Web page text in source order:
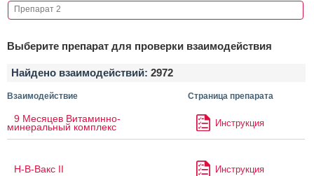
Выберите препарат для проверки взаимодействия
Найдено взаимодействий: 2972
Взаимодействие Страница препарата
9 Месяцев Витаминно-
минеральный комплекс Инструкция
H-B-Вакс II Инструкция